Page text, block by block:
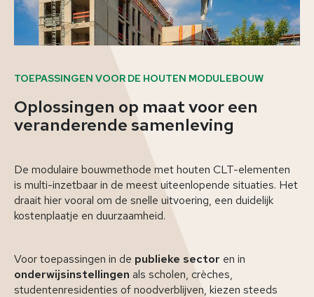
TOEPASSINGEN VOOR DE HOUTEN MODULEBOUW
Oplossingen op maat voor een
veranderende samenleving
De modulaire bouwmethode met houten CLT-elementen
is multi-inzetbaar in de meest uiteenlopende situaties. Het
draait hier vooral om de snelle uitvoering, een duidelijk
kostenplaatje en duurzaamheid.
Voor toepassingen in de publieke sector en in
onderwijsinstellingen als scholen, crèches,
studentenresidenties of noodverblijven, kiezen steeds